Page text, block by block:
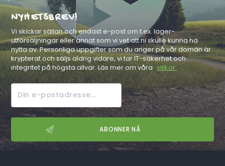
NYHETSBREV!
Vi skickar sällan och endast e-post om t.ex. lager-
utförsäljningar eller annat som vi vet att ni skulle kunna ha
nytta av. Personliga uppgifter som du anger på vår domän är
krypterat och säljs aldrig vidare, vi tar IT-säkerhet och
integritet på högsta allvar. Läs mer om våra villkor.